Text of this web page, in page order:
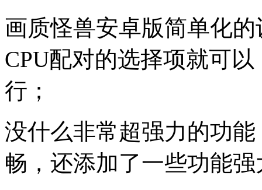
画质怪兽安卓版简单化
CPU配对的选择项就可
行；
没什么非常超强力的功
畅，还添加了一些功能